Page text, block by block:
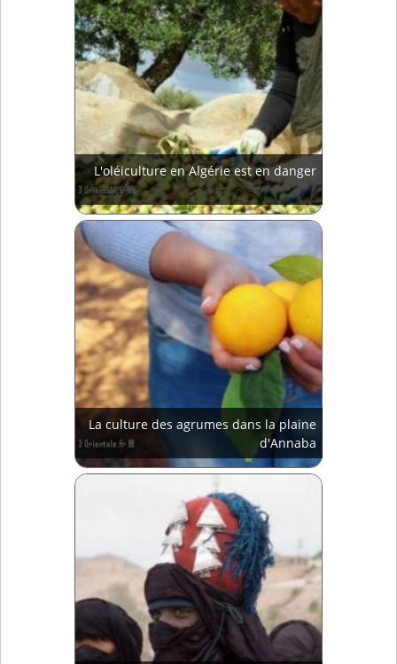
L'oléiculture en Algérie est en danger
La culture des agrumes dans la plaine
d'Annaba